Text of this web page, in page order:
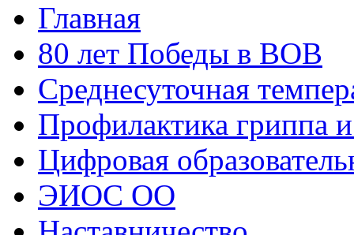
Главная
80 лет Победы в ВОВ
Среднесуточная
Профилактика гриппа
Цифровая
ЭИОС ОО